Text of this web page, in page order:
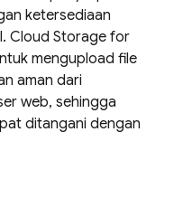
ketersediaan
Cloud Storage for
mengupload file
aman dari
web, sehingga
ditangani dengan